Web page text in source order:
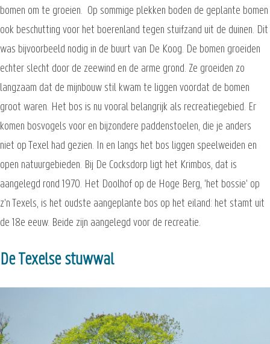
bomen om te groeien. Op sommige plekken boden de geplante bomen
ook beschutting voor het boerenland tegen stuifzand uit de duinen. Dit
was bijvoorbeeld nodig in de buurt van De Koog. De bomen groeiden
echter slecht door de zeewind en de arme grond. Ze groeiden zo
langzaam dat de mijnbouw stil kwam te liggen voordat de bomen
groot waren. Het bos is nu vooral belangrijk als recreatiegebied. Er
komen bosvogels voor en bijzondere paddenstoelen, die je anders
niet op Texel had gezien. In en langs het bos liggen speelweiden en
open natuurgebieden. Bij De Cocksdorp ligt het Krimbos, dat is
aangelegd rond 1970. Het Doolhof op de Hoge Berg, 'het bossie' op
z'n Texels, is het oudste aangeplante bos op het eiland: het stamt uit
de 18e eeuw. Beide zijn aangelegd voor de recreatie.
De Texelse stuwwal